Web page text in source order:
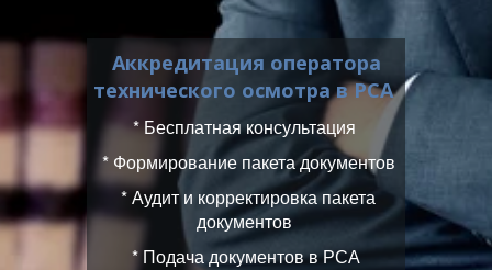
Аккредитация оператора
технического осмотра в РСА
* Бесплатная консультация
* Формирование пакета документов
* Аудит и корректировка пакета
документов
* Подача документов в РСА